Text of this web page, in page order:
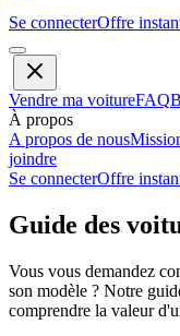
Se connecterOffre
Vendre ma voitureFAQ
À propos
A propos de nous
joindre
Se connecterOffre
Guide des
Vous vous demandez
son modèle ? Notre
comprendre la valeur